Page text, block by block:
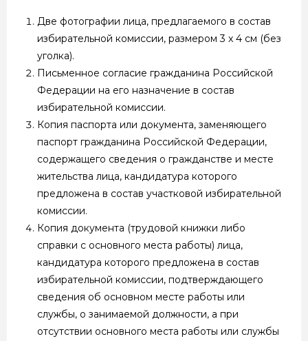
Две фотографии лица, предлагаемого в состав
избирательной комиссии, размером 3 x 4 см (без
уголка).
Письменное согласие гражданина Российской
Федерации на его назначение в состав
избирательной комиссии.
Копия паспорта или документа, заменяющего
паспорт гражданина Российской Федерации,
содержащего сведения о гражданстве и месте
жительства лица, кандидатура которого
предложена в состав участковой избирательной
комиссии.
Копия документа (трудовой книжки либо
справки с основного места работы) лица,
кандидатура которого предложена в состав
избирательной комиссии, подтверждающего
сведения об основном месте работы или
службы, о занимаемой должности, а при
отсутствии основного места работы или службы